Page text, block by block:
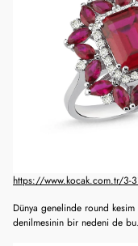
https://www.kocak.com.tr/3-
Dünya genelinde round
denilmesinin bir nedeni de bu.